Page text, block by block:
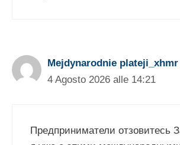
Mejdynarodnie plateji_xhmr
4 Agosto 2026 alle 14:21
Предприниматели отзовитесь